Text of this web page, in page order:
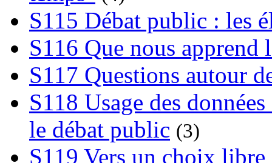
S115 Débat public : les
S116 Que nous apprend
S117 Questions autour
S118 Usage des
le débat public (3)
S119 Vers un choix